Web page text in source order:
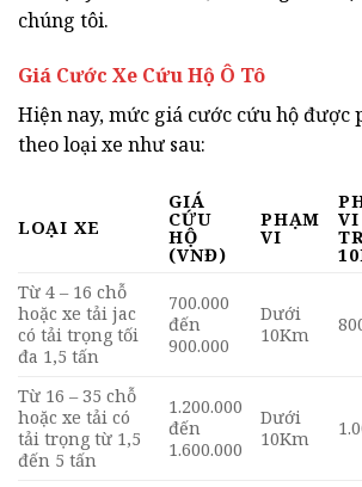
chúng tôi.
Giá Cước Xe Cứu Hộ Ô Tô
Hiện nay, mức giá cước cứu hộ được
theo loại xe như sau:
LOẠI XE
GIÁ
CỨU
HỘ
(VNĐ)
PHẠM
VI
VI
Từ 4 – 16 chỗ
hoặc xe tải jac
có tải trọng tối
đa 1,5 tấn
700.000
đến
900.000
Dưới
10Km
Từ 16 – 35 chỗ
hoặc xe tải có
tải trọng từ 1,5
đến 5 tấn
1.200.000
đến
1.600.000
Dưới
10Km